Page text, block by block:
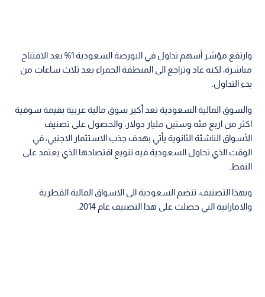
وارتفع مؤشر أسهم تداول في البورصة السعودية 1% بعد الافتتاح
مباشرة، لكنه عاد وتراجع الى المنطقة الحمراء بعد ثلاث ساعات من
بدء التداول.
والسوق المالية السعودية تعد أكبر سوق مالية عربية بقيمة سوقية
اكثر من اربع مئه وستين مليار دولار، والحصول على تصنيف
الأسواق الناشئة الثانوية يأتي بهدف جذب الاستثمار الاجنبي، في
الوقت الذي تحاول السعودية فيه تنويع اقتصادها الذي يعتمد على
النفط.
وبهذا التصنيف، تنضم السعودية الى الاسواق المالية القطرية
والاماراتية التي حصلت على هذا التصنيف عام 2014.